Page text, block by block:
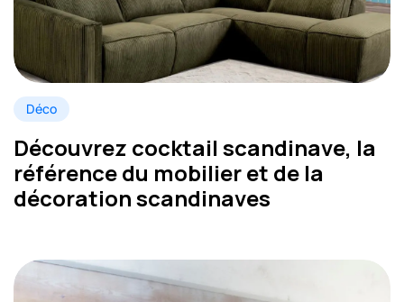
Déco
Découvrez cocktail scandinave, la
référence du mobilier et de la
décoration scandinaves